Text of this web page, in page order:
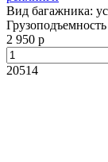
Вид багажника:
Грузоподъемность
2 950 р
20514